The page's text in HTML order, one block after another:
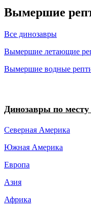
Вымершие
Все динозавры
Вымершие летающие
Вымершие водные
Динозавры по
Северная Америка
Южная Америка
Европа
Азия
Африка